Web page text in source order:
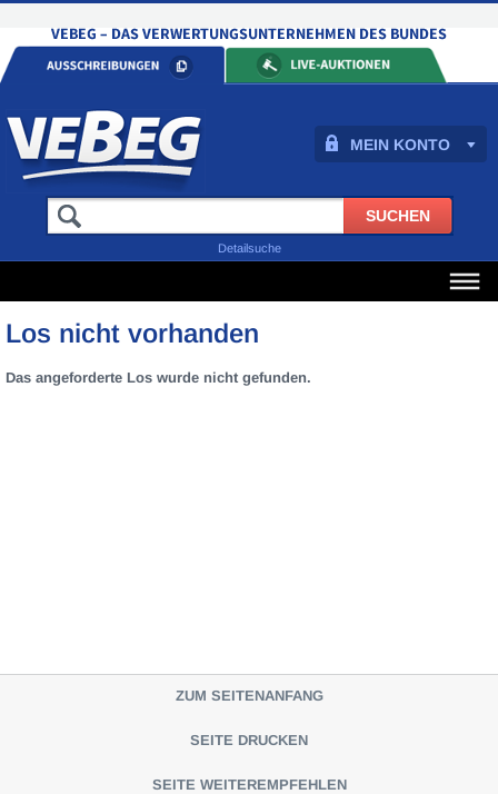
MEIN KONTO
Detailsuche
Los nicht vorhanden
Das angeforderte Los wurde nicht gefunden.
ZUM SEITENANFANG
SEITE DRUCKEN
SEITE WEITEREMPFEHLEN